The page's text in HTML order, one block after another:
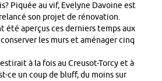
Piquée au vif, Evelyne Davoine est
son projet de rénovation.
aperçus ces derniers temps aux
les murs et aménager cinq
à la fois au Creusot-Torcy et à
ce un coup de bluff, du moins sur